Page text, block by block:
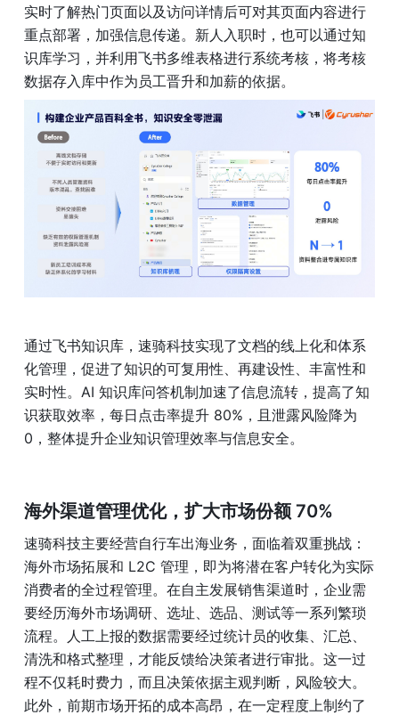
实时了解热门页面以及访问详情后可对其页面内容进行
重点部署，加强信息传递。新人入职时，也可以通过知
识库学习，并利用飞书多维表格进行系统考核，将考核
数据存入库中作为员工晋升和加薪的依据。
通过飞书知识库，速骑科技实现了文档的线上化和体系
化管理，促进了知识的可复用性、再建设性、丰富性和
实时性。AI 知识库问答机制加速了信息流转，提高了知
识获取效率，每日点击率提升 80%，且泄露风险降为
0，整体提升企业知识管理效率与信息安全。
海外渠道管理优化，扩大市场份额 70%
速骑科技主要经营自行车出海业务，面临着双重挑战：
海外市场拓展和 L2C 管理，即为将潜在客户转化为实际
消费者的全过程管理。在自主发展销售渠道时，企业需
要经历海外市场调研、选址、选品、测试等一系列繁琐
流程。人工上报的数据需要经过统计员的收集、汇总、
清洗和格式整理，才能反馈给决策者进行审批。这一过
程不仅耗时费力，而且决策依据主观判断，风险较大。
此外，前期市场开拓的成本高昂，在一定程度上制约了